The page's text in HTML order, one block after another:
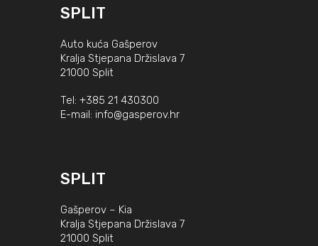
SPLIT
Auto kuća Gašperov
Kralja Stjepana Držislava 7
21000 Split
Tel: +385 21 430300
E-mail: info@gasperov.hr
SPLIT
Gašperov – Kia
Kralja Stjepana Držislava 7
21000 Split